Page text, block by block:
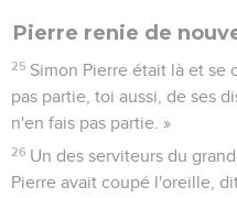
Pierre renie de
25 Simon Pierre était là et se
pas partie, toi aussi, de ses
n'en fais pas partie. »
26 Un des serviteurs du
Pierre avait coupé l'oreille,